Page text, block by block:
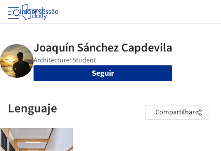
Iniciar sessão
Seguir
Lenguaje Compartilhar